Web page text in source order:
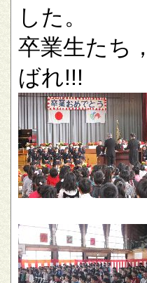
した。
卒業生たち
ばれ!!!